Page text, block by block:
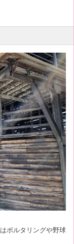
ボルタリングや野球